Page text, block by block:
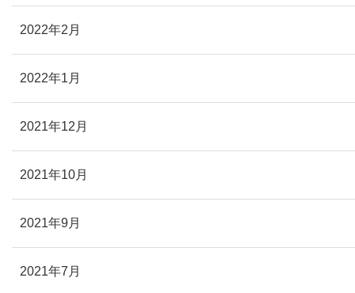
2022年2月
2022年1月
2021年12月
2021年10月
2021年9月
2021年7月